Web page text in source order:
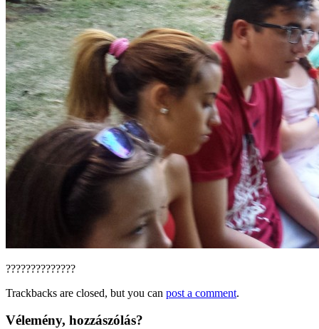
??????????????
Trackbacks are closed, but you can post a comment.
Vélemény, hozzászólás?